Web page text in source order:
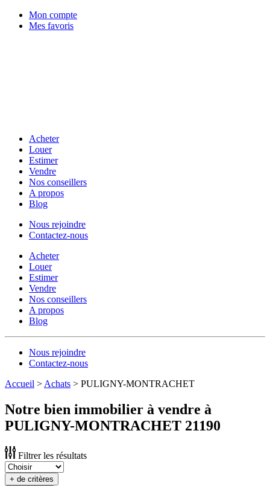
Mon compte
Mes favoris
Acheter
Louer
Estimer
Vendre
Nos conseillers
A propos
Blog
Nous rejoindre
Contactez-nous
Acheter
Louer
Estimer
Vendre
Nos conseillers
A propos
Blog
Nous rejoindre
Contactez-nous
Accueil > Achats > PULIGNY-MONTRACHET
Notre bien immobilier à vendre à
PULIGNY-MONTRACHET 21190
Filtrer les résultats
+ de critères